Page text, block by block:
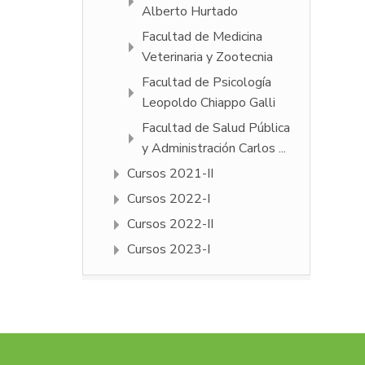
Alberto Hurtado
Facultad de Medicina
Veterinaria y Zootecnia
Facultad de Psicologí­a
Leopoldo Chiappo Galli
Facultad de Salud Pública
y Administración Carlos ...
Cursos 2021-II
Cursos 2022-I
Cursos 2022-II
Cursos 2023-I